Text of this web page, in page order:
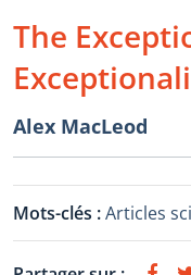
The
Alex MacLeod
Mots-clés :Articles